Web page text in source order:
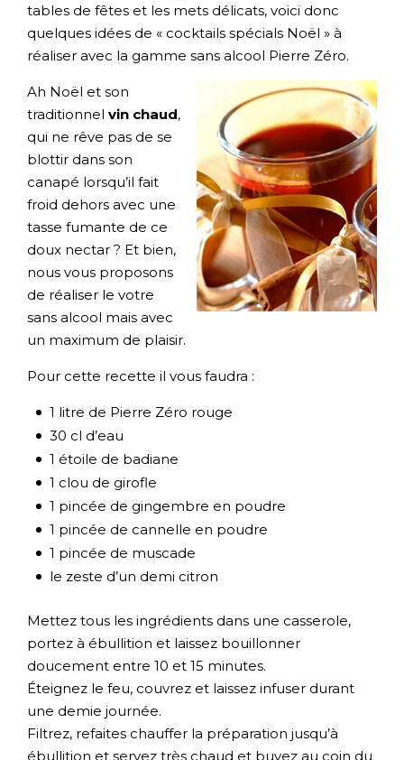
tables de fêtes et les mets délicats, voici donc
quelques idées de « cocktails spécials Noël » à
réaliser avec la gamme sans alcool Pierre Zéro.
Ah Noël et son
traditionnel vin chaud,
qui ne rêve pas de se
blottir dans son
canapé lorsqu’il fait
froid dehors avec une
tasse fumante de ce
doux nectar ? Et bien,
nous vous proposons
de réaliser le votre
sans alcool mais avec
un maximum de plaisir.
Pour cette recette il vous faudra :
1 litre de Pierre Zéro rouge
30 cl d’eau
1 étoile de badiane
1 clou de girofle
1 pincée de gingembre en poudre
1 pincée de cannelle en poudre
1 pincée de muscade
le zeste d’un demi citron
Mettez tous les ingrédients dans une casserole,
portez à ébullition et laissez bouillonner
doucement entre 10 et 15 minutes.
Éteignez le feu, couvrez et laissez infuser durant
une demie journée.
Filtrez, refaites chauffer la préparation jusqu’à
ébullition et servez très chaud et buvez au coin du